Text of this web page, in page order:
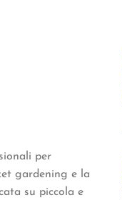
per
gardening e la
su piccola e